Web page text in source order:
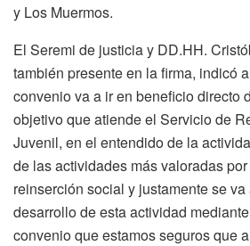
y Los Muermos.
El Seremi de justicia y DD.HH.
también presente en la firma, indicó
convenio va a ir en beneficio directo
objetivo que atiende el Servicio de
Juvenil, en el entendido de la
de las actividades más valoradas
reinserción social y justamente se
desarrollo de esta actividad
convenio que estamos seguros que